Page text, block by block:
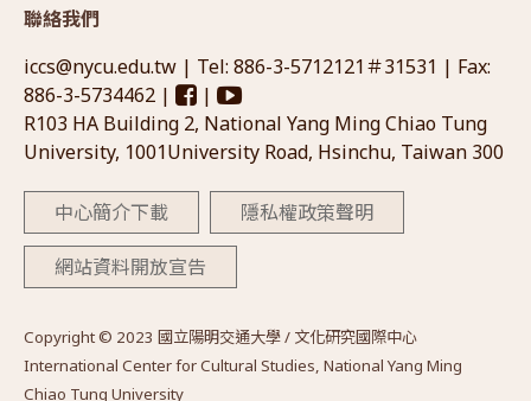
聯絡我們
iccs@nycu.edu.tw | Tel: 886-3-5712121＃31531 | Fax:
886-3-5734462 |
|
R103 HA Building 2, National Yang Ming Chiao Tung
University, 1001University Road, Hsinchu, Taiwan 300
中心簡介下載 隱私權政策聲明
網站資料開放宣告
Copyright © 2023 國立陽明交通大學 / 文化研究國際中心
International Center for Cultural Studies, National Yang Ming
Chiao Tung University